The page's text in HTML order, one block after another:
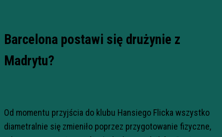
Barcelona postawi się drużynie z
Madrytu?
Od momentu przyjścia do klubu Hansiego Flicka wszystko
diametralnie się zmieniło poprzez przygotowanie fizyczne,